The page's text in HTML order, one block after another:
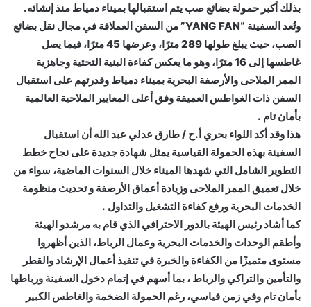
بذلك أكبر حمولة بضائع صب يتم استقبالها بميناء دمياط منذ إنشائه.
وتُعد السفينة “YANG FAN” من السفن العملاقة في مجال نقل بضائع
الصب، حيث يبلغ طولها 289 مترًا، وعرضها 45 مترًا، فيما يصل
غاطسها إلى 16 مترًا، وهو ما يعكس كفاءة البنية التحتية وجاهزية
الممر الملاحى والأرصفة البحرية بميناء دمياط وقدرتهم على استقبال
السفن ذات الغواطس العميقة وفق أعلى المعايير الملاحية العالمية
بأمان تام .
هذا وقد أكد اللواء بحري أ.ح / طارق عدلي عبد الله أن استقبال
السفينة بهذه الحمولة القياسية يمثل شهادة جديدة على نجاح خطط
التطوير الشامل التي شهدها الميناء خلال السنوات الماضية، سواء من
خلال تعميق الممر الملاحى وزيادة أعماق الأرصفة و تحديث منظومة
الخدمات البحرية ورفع كفاءة التشغيل والتداول .
كما أشاد رئيس الهيئة بالدور الاحترافي الذي قام به مرشدو الهيئة
وأطقم الوحدات والخدمات البحرية وعمال الرباط، الذين أظهروا
مستوى متميزًا من الكفاءة والخبرة في تنفيذ أعمال الإرشاد والقطر
والتأمين والتراكي والرباط ، بما أسهم في إتمام دخول السفينة ورباطها
بأمان تام وفي زمن قياسي، رغم الحمولة الضخمة والغاطس الكبير